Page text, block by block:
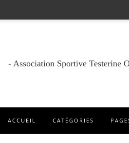
- Association Sportive Testerine
ACCUEIL CATÉGORIES